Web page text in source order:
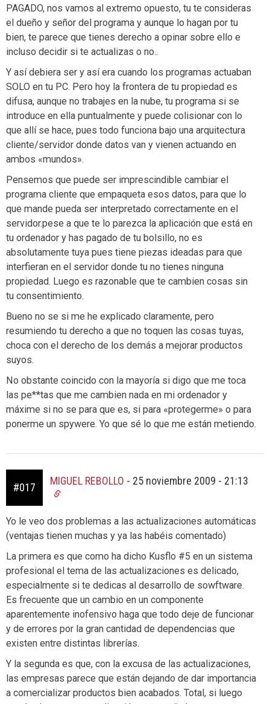
PAGADO, nos vamos al extremo opuesto, tu te consideras
el dueño y señor del programa y aunque lo hagan por tu
bien, te parece que tienes derecho a opinar sobre ello e
incluso decidir si te actualizas o no..
Y así debiera ser y así era cuando los programas actuaban
SOLO en tu PC. Pero hoy la frontera de tu propiedad es
difusa, aunque no trabajes en la nube, tu programa si se
introduce en ella puntualmente y puede colisionar con lo
que allí se hace, pues todo funciona bajo una arquitectura
cliente/servidor donde datos van y vienen actuando en
ambos «mundos».
Pensemos que puede ser imprescindible cambiar el
programa cliente que empaqueta esos datos, para que lo
que mande pueda ser interpretado correctamente en el
servidor.pese a que te lo parezca la aplicación que está en
tu ordenador y has pagado de tu bolsillo, no es
absolutamente tuya pues tiene piezas ideadas para que
interfieran en el servidor donde tu no tienes ninguna
propiedad. Luego es razonable que te cambien cosas sin
tu consentimiento.
Bueno no se si me he explicado claramente, pero
resumiendo tu derecho a que no toquen las cosas tuyas,
choca con el derecho de los demás a mejorar productos
suyos.
No obstante coincido con la mayoría si digo que me toca
las pe**tas que me cambien nada en mi ordenador y
máxime si no se para que es, si para «protegerme» o para
ponerme un spywere. Yo que sé lo que me están metiendo.
#017
MIGUEL REBOLLO - 25 noviembre 2009 - 21:13
Yo le veo dos problemas a las actualizaciones automáticas
(ventajas tienen muchas y ya las habéis comentado)
La primera es que como ha dicho Kusflo #5 en un sistema
profesional el tema de las actualizaciones es delicado,
especialmente si te dedicas al desarrollo de sowftware.
Es frecuente que un cambio en un componente
aparentemente inofensivo haga que todo deje de funcionar
y de errores por la gran cantidad de dependencias que
existen entre distintas librerías.
Y la segunda es que, con la excusa de las actualizaciones,
las empresas parece que están dejando de dar importancia
a comercializar productos bien acabados. Total, si luego